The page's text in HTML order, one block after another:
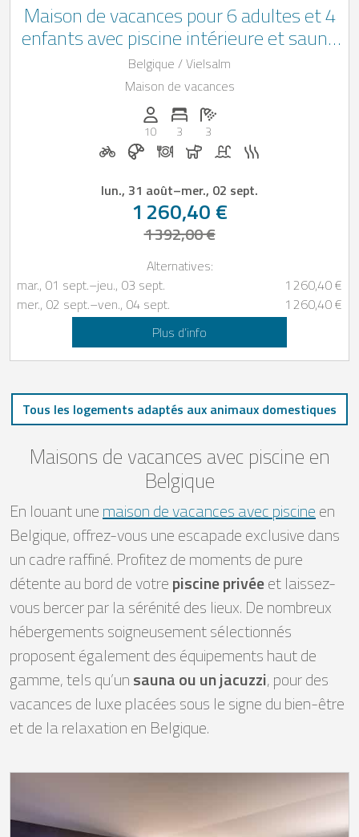
Maison de vacances pour 6 adultes et 4
enfants avec piscine intérieure et sauna
à Vielsalm
Belgique / Vielsalm
Maison de vacances
Personnes (max): 10
10
Nombre de chambres: 3
3
Nombre de salles de bain: 3
3
Location de vélos sur demande
Petit-déjeuner réservable chez
Dîner sur demande
Chiens autorisés
Piscine
lun., 31 août–mer., 02 sept.
1 260,40 €
1 392,00 €
Alternatives:
mar., 01 sept.–jeu., 03 sept.
1 260,40 €
mer., 02 sept.–ven., 04 sept.
1 260,40 €
Plus d’info
Tous les logements adaptés aux animaux domestiques
Maisons de vacances avec piscine en
Belgique
En louant unemaison de vacances avec piscineen
Belgique, offrez-vous une escapade exclusive dans
un cadre raffiné. Profitez de moments de pure
détente au bord de votrepiscine privéeet laissez-
vous bercer par la sérénité des lieux. De nombreux
hébergements soigneusement sélectionnés
proposent également des équipements haut de
gamme, tels qu’unsauna ou un jacuzzi, pour des
vacances de luxe placées sous le signe du bien-être
et de la relaxation en Belgique.